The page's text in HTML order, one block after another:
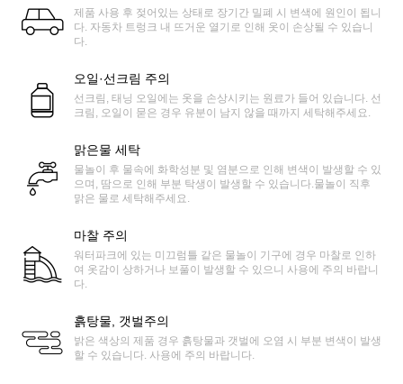
제품 사용 후 젖어있는 상태로 장기간 밀폐 시 변색에 원인이 됩니
다. 자동차 트렁크 내 뜨거운 열기로 인해 옷이 손상될 수 있습니
다.
오일·선크림 주의
선크림, 태닝 오일에는 옷을 손상시키는 원료가 들어 있습니다. 선
크림, 오일이 묻은 경우 유분이 남지 않을 때까지 세탁해주세요.
맑은물 세탁
물놀이 후 물속에 화학성분 및 염분으로 인해 변색이 발생할 수 있
으며, 땀으로 인해 부분 탁생이 발생할 수 있습니다.물놀이 직후
맑은 물로 세탁해주세요.
마찰 주의
워터파크에 있는 미끄럼틀 같은 물놀이 기구에 경우 마찰로 인하
여 옷감이 상하거나 보풀이 발생할 수 있으니 사용에 주의 바랍니
다.
흙탕물, 갯벌주의
밝은 색상의 제품 경우 흙탕물과 갯벌에 오염 시 부분 변색이 발생
할 수 있습니다. 사용에 주의 바랍니다.